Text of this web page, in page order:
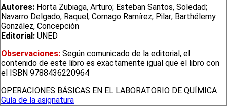
Autores: Horta Zubiaga, Arturo; Esteban Santos, Soledad;
Navarro Delgado, Raquel; Cornago Ramírez, Pilar; Barthélemy
González, Concepción
Editorial: UNED
Observaciones: Según comunicado de la editorial, el
contenido de este libro es exactamente igual que el libro con
el ISBN 9788436220964
OPERACIONES BÁSICAS EN EL LABORATORIO DE QUÍMICA
Guía de la asignatura